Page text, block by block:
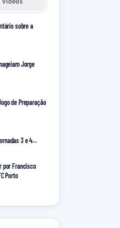
sobre a
Jorge
de Preparação
3 e 4…
por Francisco
Porto